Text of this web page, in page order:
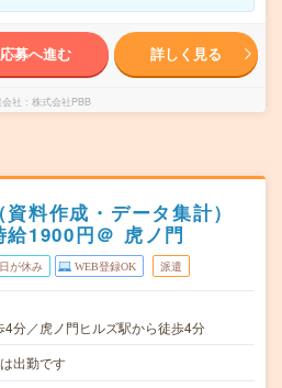
応募へ進む 詳しく見る
社 株式会社PBB
料作成・データ集計）
給1900円＠ 虎ノ門
が休み WEB登録OK 派遣
4分／虎ノ門ヒルズ駅から徒歩4分
出勤です